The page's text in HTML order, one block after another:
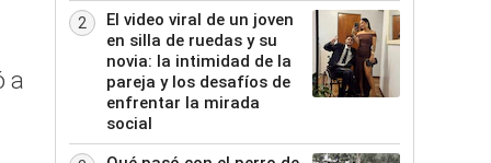
a
2
El video viral de un joven
en silla de ruedas y su
novia: la intimidad de la
pareja y los desafíos de
enfrentar la mirada
social